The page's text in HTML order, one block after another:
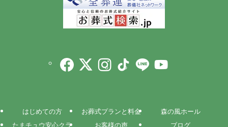
はじめての方 お葬式プランと料金
森の風ホール
たまチュウ安心クラ
お客様の声 ブログ